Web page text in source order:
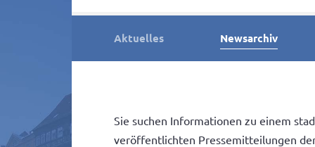
Aktuelles Newsarchiv
Sie suchen Informationen zu einem
veröffentlichten Pressemitteilungen